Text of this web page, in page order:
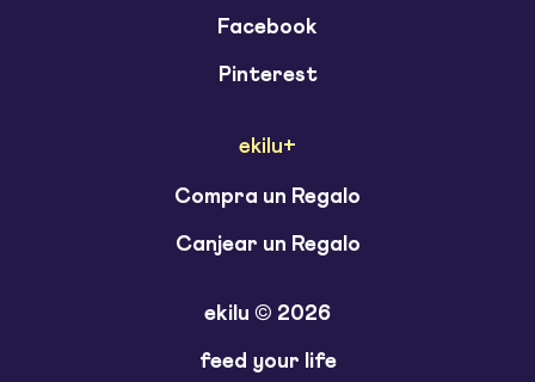
Facebook
Pinterest
ekilu+
Compra un Regalo
Canjear un Regalo
ekilu © 2026
feed your life